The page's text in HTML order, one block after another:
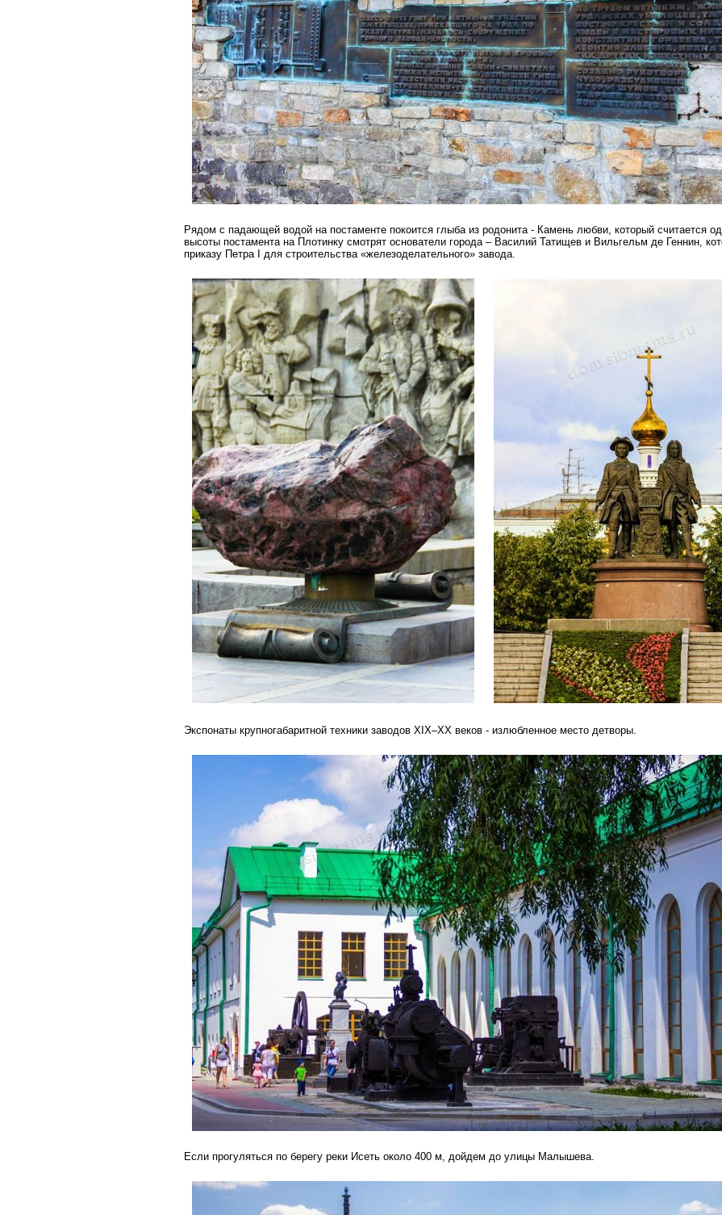
Рядом с падающей водой на постаменте покоится глыба из родонита - Камень любви, который считается
высоты постамента на Плотинку смотрят основатели города – Василий Татищев и Вильгельм де Геннин,
приказу Петра I для строительства «железоделательного» завода.
Экспонаты крупногабаритной техники заводов XIX–XX веков - излюбленное место детворы.
Если прогуляться по берегу реки Исеть около 400 м, дойдем до улицы Малышева.